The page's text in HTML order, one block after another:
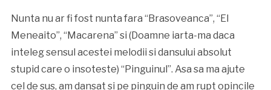
Nunta nu ar fi fost nunta fara “Brasoveanca”, “El
Meneaito”, “Macarena” si (Doamne iarta-ma daca
inteleg sensul acestei melodii si dansului absolut
stupid care o insoteste) “Pinguinul”. Asa sa ma ajute
cel de sus, am dansat si pe pinguin de am rupt opincile